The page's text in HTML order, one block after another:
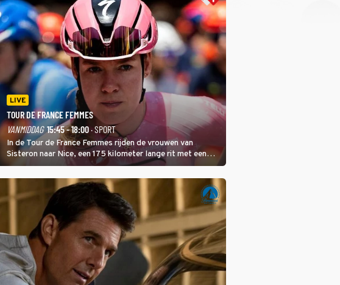
LIVE
TOUR DE FRANCE FEMMES
VANMIDDAG 15:45 - 18:00· SPORT
In de Tour de France Femmes rijden de vrouwen van
Sisteron naar Nice, een 175 kilometer lange rit met een
geleidelijke klim in het midden. Dat is mogelijk niet de
zwaarste hindernis, dat is de temperatuur. Het kan in Nice
namelijk bloedheet worden.